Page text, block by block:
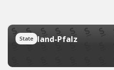
State
Rheinland-Pfalz